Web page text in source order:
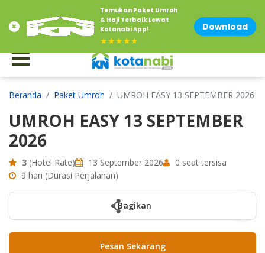
Temukan Paket Umroh
& Haji Terbaik Lewat
Kotanabi App!
★★★★★
Download
Contact Us at 0856-1500-883 Email : info@kotanabi.com
Beranda Paket Umroh UMROH EASY 13 SEPTEMBER 2026
UMROH EASY 13 SEPTEMBER
2026
3 (Hotel Rate) 13 September 2026
0 seat tersisa
9 hari (Durasi Perjalanan)
Bagikan
Pesan Sekarang